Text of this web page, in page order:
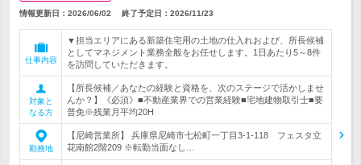
情報更新日：2026/06/02 終了予定日： 2026/11/23
仕事内容
▼担当エリアにある新築住宅用の土地の仕入れおよび、所長候補
としてマネジメント業務全般をお任せします。1日あたり5～8件
を訪問していただきます。
対象と
なる方
【所長候補／あなたの経験と資格を、次のステージで活かしませ
んか？】《必須》■不動産業界での営業経験■宅地建物取引士■要
普免※残業月平均20H
勤務地
【尼崎営業所】 兵庫県尼崎市七松町一丁目3-1-118 フェスタ立
花南館2階209 ※転勤当面なし…